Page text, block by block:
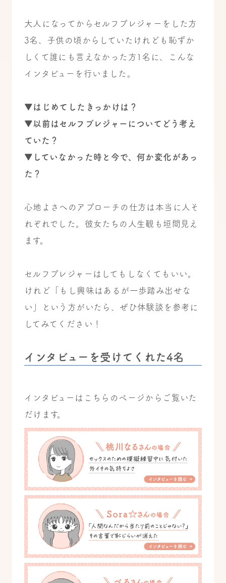
大人になってからセルフプレジャーをした方
3名、子供の頃からしていたけれども恥ずか
しくて誰にも言えなかった方1名に、こんな
インタビューを行いました。
▼はじめてしたきっかけは？
▼以前はセルフプレジャーについてどう考え
ていた？
▼していなかった時と今で、何か変化があっ
た？
心地よさへのアプローチの仕方は本当に人そ
れぞれでした。彼女たちの人生観も垣間見え
ます。
セルフプレジャーはしてもしなくてもいい。
けれど「もし興味はあるが一歩踏み出せな
い」という方がいたら、ぜひ体験談を参考に
してみてください！
インタビューを受けてくれた4名
インタビューはこちらのページからご覧いた
だけます。